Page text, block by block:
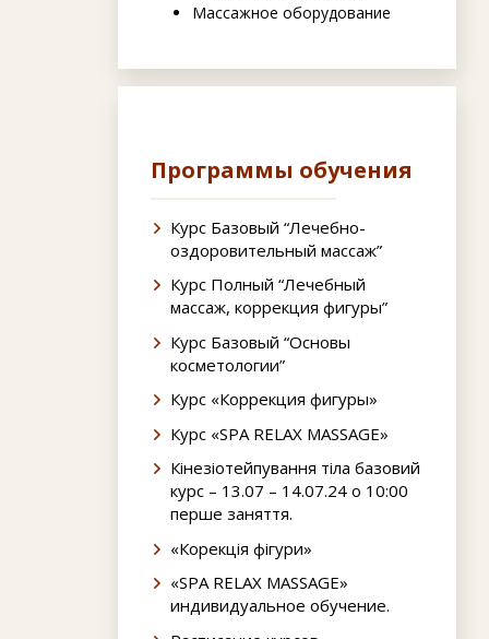
Массажное оборудование
Программы обучения
Курс Базовый “Лечебно-
оздоровительный массаж”
Курс Полный “Лечебный
массаж, коррекция фигуры”
Курс Базовый “Основы
косметологии”
Курс «Коррекция фигуры»
Курс «SPA RELAX MASSAGE»
Кінезіотейпування тіла базовий
курс – 13.07 – 14.07.24 о 10:00
перше заняття.
«Корекція фігури»
«SPA RELAX MASSAGE»
индивидуальное обучение.